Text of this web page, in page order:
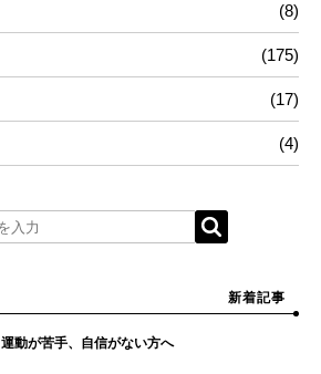
(8)
(175)
(17)
(4)
新着記事
運動が苦手、自信がない方へ